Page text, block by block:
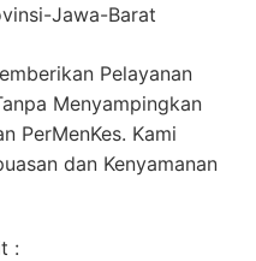
Jawa-Barat
Pelayanan
Menyampingkan
PerMenKes. Kami
dan Kenyamanan
: